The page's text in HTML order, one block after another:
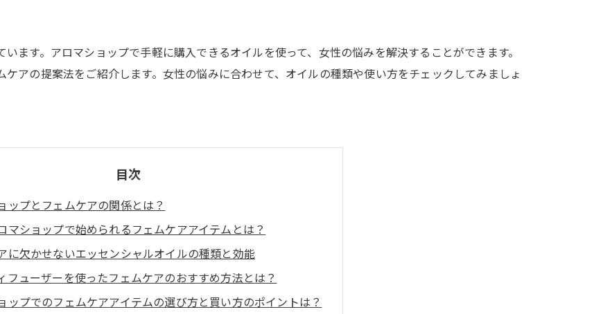
ます。アロマショップで手軽に購入できるオイルを使って、女性の悩みを解決することができます。
アの提案法をご紹介します。女性の悩みに合わせて、オイルの種類や使い方をチェックしてみましょ
目次
ップとフェムケアの関係とは？
マショップで始められるフェムケアアイテムとは？
に欠かせないエッセンシャルオイルの種類と効能
フューザーを使ったフェムケアのおすすめ方法とは？
ップでのフェムケアアイテムの選び方と買い方のポイントは？